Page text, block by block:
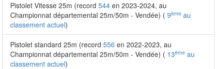
Pistolet Vitesse 25m (record 544 en 2023-2024, au
Championnat départemental 25m/50m - Vendée) ( 9ème au
classement actuel)
Pistolet standard 25m (record 556 en 2022-2023, au
Championnat départemental 25m/50m - Vendée) ( 13ème au
classement actuel)